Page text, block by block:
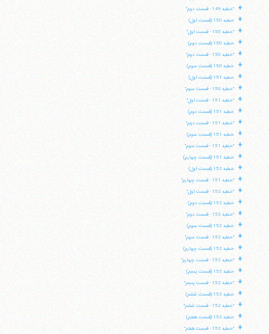
+ "خطبه 149 - قسمت دوم"
+ خطبه 150 (قسمت اول)
+ "خطبه 150 - قسمت اول"
+ خطبه 150 (قسمت دوم)
+ "خطبه 150 - قسمت دوم"
+ خطبه 150 (قسمت سوم)
+ خطبه 151 (قسمت اول)
+ "خطبه 150 - قسمت سوم"
+ "خطبه 151 - قسمت اول"
+ خطبه 151 (قسمت دوم)
+ "خطبه 151 - قسمت دوم"
+ خطبه 151 (قسمت سوم)
+ "خطبه 151 - قسمت سوم"
+ خطبه 151 (قسمت چهارم)
+ خطبه 152 (قسمت اول)
+ "خطبه 151 - قسمت چهارم"
+ "خطبه 152 - قسمت اول"
+ خطبه 152 (قسمت دوم)
+ "خطبه 152 - قسمت دوم"
+ خطبه 152 (قسمت سوم)
+ "خطبه 152 - قسمت سوم"
+ خطبه 152 (قسمت چهارم)
+ "خطبه 152 - قسمت چهارم"
+ خطبه 152 (قسمت پنجم)
+ "خطبه 152 - قسمت پنجم"
+ خطبه 152 (قسمت ششم)
+ "خطبه 152 - قسمت ششم"
+ خطبه 152 (قسمت هفتم)
+ "خطبه 152 - قسمت هفتم"